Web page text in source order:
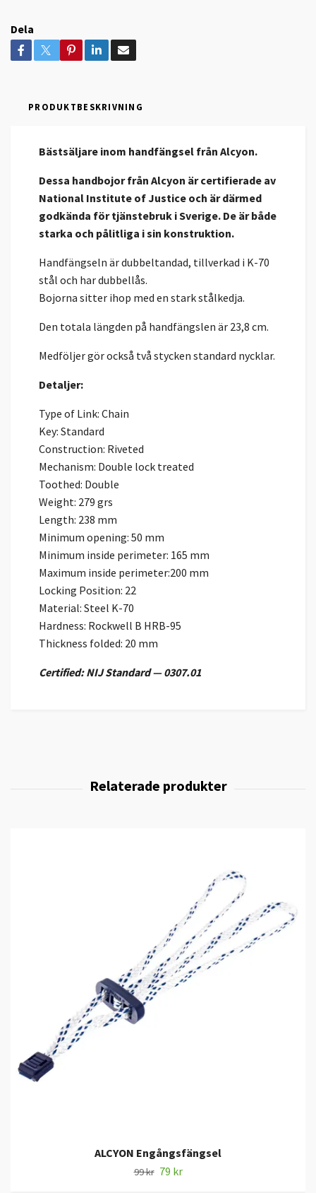
Dela
PRODUKTBESKRIVNING
Bästsäljare inom handfängsel från Alcyon.
Dessa handbojor från Alcyon är certifierade av
National Institute of Justice och är därmed
godkända för tjänstebruk i Sverige. De är både
starka och pålitliga i sin konstruktion.
Handfängseln är dubbeltandad, tillverkad i K-70
stål och har dubbellås.
Bojorna sitter ihop med en stark stålkedja.
Den totala längden på handfängslen är 23,8 cm.
Medföljer gör också två stycken standard nycklar.
Detaljer:
Type of Link: Chain
Key: Standard
Construction: Riveted
Mechanism: Double lock treated
Toothed: Double
Weight: 279 grs
Length: 238 mm
Minimum opening: 50 mm
Minimum inside perimeter: 165 mm
Maximum inside perimeter:200 mm
Locking Position: 22
Material: Steel K-70
Hardness: Rockwell B HRB-95
Thickness folded: 20 mm
Certified: NIJ Standard — 0307.01
ALCYON Engångsfängsel
99 kr 79 kr